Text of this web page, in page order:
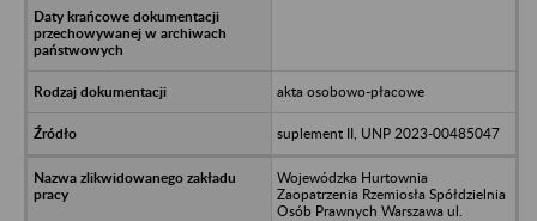
akta osobowo-płacowe
suplement II, UNP 2023-00485047
Wojewódzka Hurtownia
Zaopatrzenia Rzemiosła Spółdzielnia
Osób Prawnych Warszawa ul.